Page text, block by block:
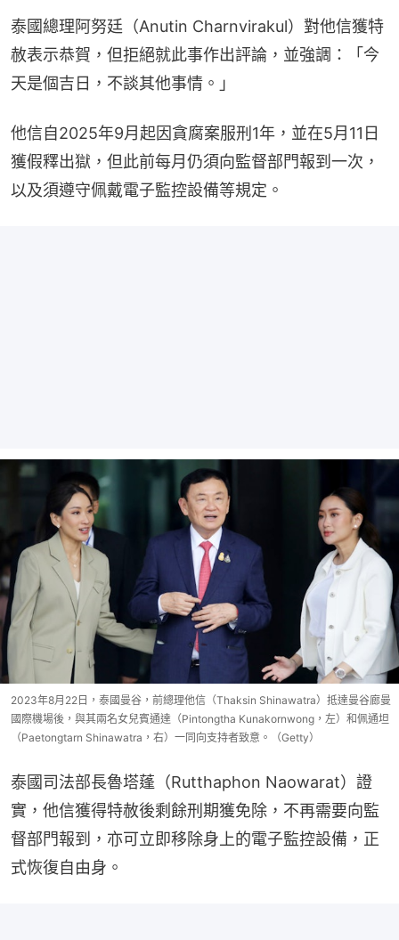
泰國總理阿努廷（Anutin Charnvirakul）對他信獲特
赦表示恭賀，但拒絕就此事作出評論，並強調：「今
天是個吉日，不談其他事情。」
他信自2025年9月起因貪腐案服刑1年，並在5月11日
獲假釋出獄，但此前每月仍須向監督部門報到一次，
以及須遵守佩戴電子監控設備等規定。
2023年8月22日，泰國曼谷，前總理他信（Thaksin Shinawatra）抵達曼谷廊曼
國際機場後，與其兩名女兒賓通達（Pintongtha Kunakornwong，左）和佩通坦
（Paetongtarn Shinawatra，右）一同向支持者致意。（Getty）
泰國司法部長魯塔蓬（Rutthaphon Naowarat）證
實，他信獲得特赦後剩餘刑期獲免除，不再需要向監
督部門報到，亦可立即移除身上的電子監控設備，正
式恢復自由身。